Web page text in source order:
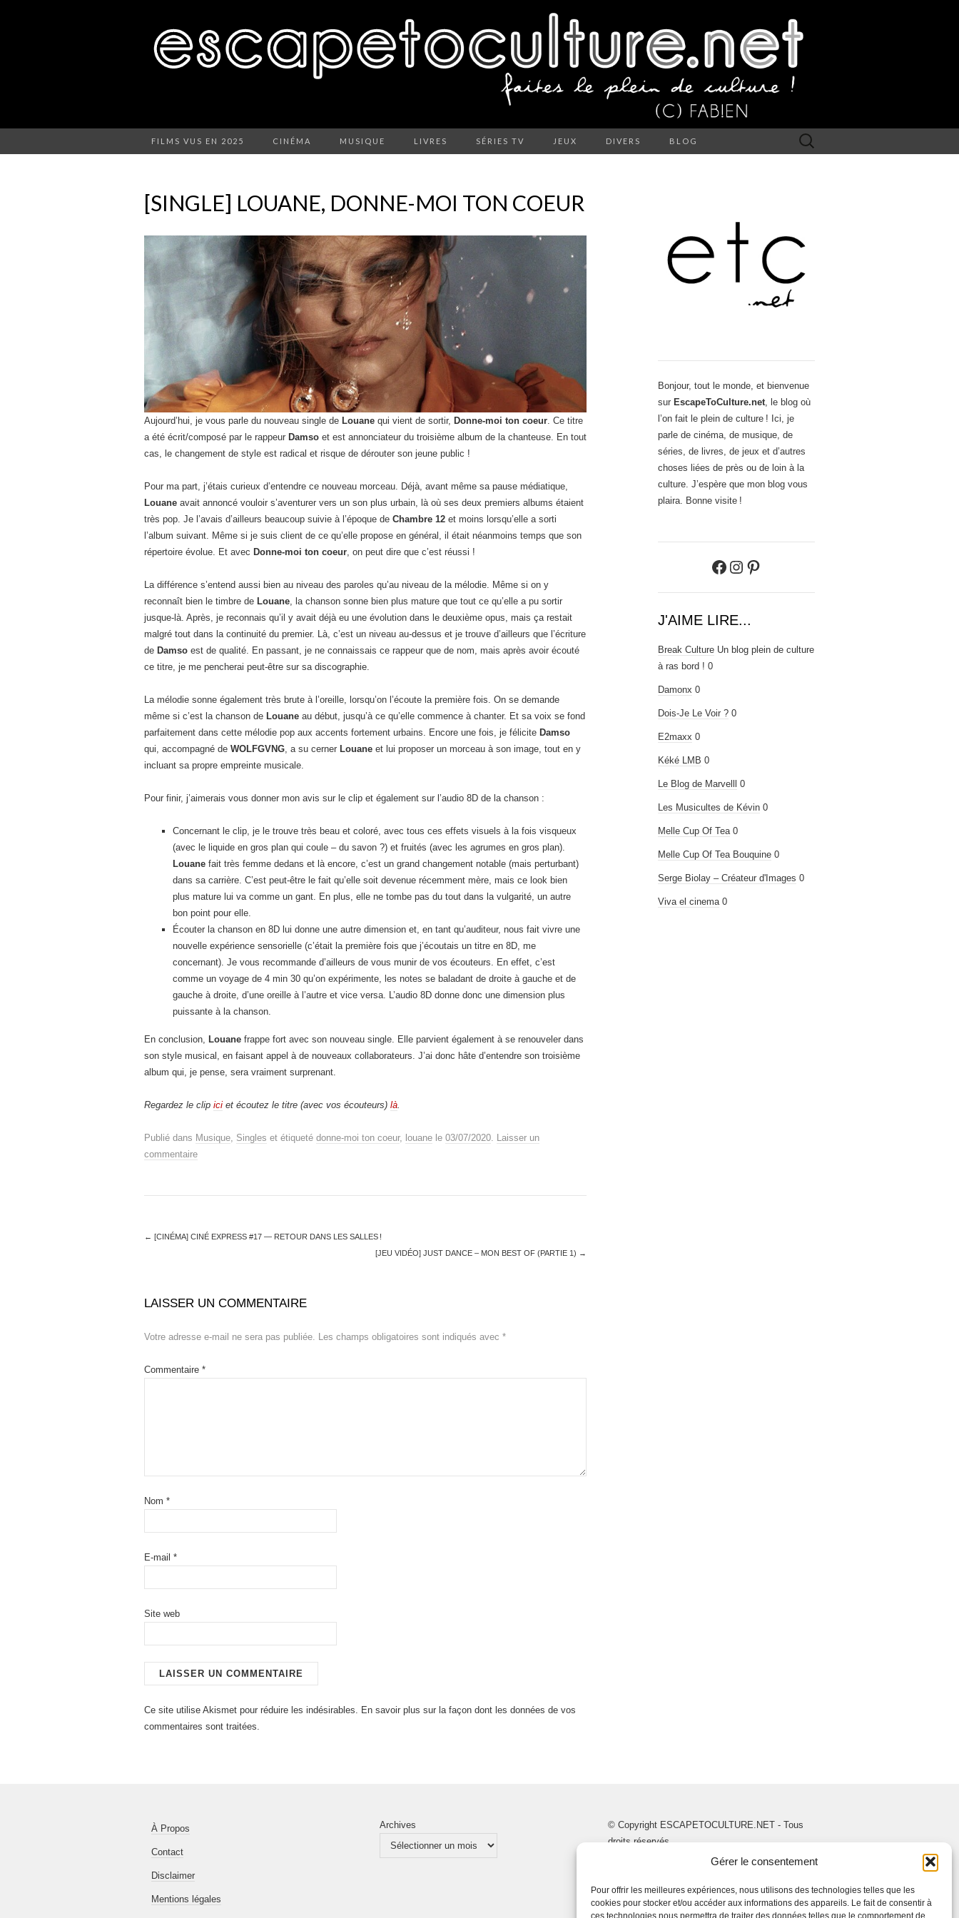
Gérer le consentement
Pour offrir les meilleures expériences, nous utilisons des technologies telles que les
cookies pour stocker et/ou accéder aux informations des appareils. Le fait de consentir à
ces technologies nous permettra de traiter des données telles que le comportement de
FILMS VUS EN 2025 CINÉMA MUSIQUE LIVRES SÉRIES TV JEUX DIVERS BLOG Rechercher :
[SINGLE] LOUANE, DONNE-MOI TON COEUR
Aujourd’hui, je vous parle du nouveau single de Louane qui vient de sortir, Donne-moi ton coeur . Ce titre
a été écrit/composé par le rappeur Damso et est annonciateur du troisième album de la chanteuse. En tout
cas, le changement de style est radical et risque de dérouter son jeune public !
Pour ma part, j’étais curieux d’entendre ce nouveau morceau. Déjà, avant même sa pause médiatique,
Louane avait annoncé vouloir s’aventurer vers un son plus urbain, là où ses deux premiers albums étaient
très pop. Je l’avais d’ailleurs beaucoup suivie à l’époque de Chambre 12 et moins lorsqu’elle a sorti
l’album suivant. Même si je suis client de ce qu’elle propose en général, il était néanmoins temps que son
répertoire évolue. Et avec Donne-moi ton coeur , on peut dire que c’est réussi !
La différence s’entend aussi bien au niveau des paroles qu’au niveau de la mélodie. Même si on y
reconnaît bien le timbre de Louane , la chanson sonne bien plus mature que tout ce qu’elle a pu sortir
jusque-là. Après, je reconnais qu’il y avait déjà eu une évolution dans le deuxième opus, mais ça restait
malgré tout dans la continuité du premier. Là, c’est un niveau au-dessus et je trouve d’ailleurs que l’écriture
de Damso est de qualité. En passant, je ne connaissais ce rappeur que de nom, mais après avoir écouté
ce titre, je me pencherai peut-être sur sa discographie.
La mélodie sonne également très brute à l’oreille, lorsqu’on l’écoute la première fois. On se demande
même si c’est la chanson de Louane au début, jusqu’à ce qu’elle commence à chanter. Et sa voix se fond
parfaitement dans cette mélodie pop aux accents fortement urbains. Encore une fois, je félicite Damso
qui, accompagné de WOLFGVNG , a su cerner Louane et lui proposer un morceau à son image, tout en y
incluant sa propre empreinte musicale.
Pour finir, j’aimerais vous donner mon avis sur le clip et également sur l’audio 8D de la chanson :
Concernant le clip, je le trouve très beau et coloré, avec tous ces effets visuels à la fois visqueux
(avec le liquide en gros plan qui coule – du savon ?) et fruités (avec les agrumes en gros plan).
Louane fait très femme dedans et là encore, c’est un grand changement notable (mais perturbant)
dans sa carrière. C’est peut-être le fait qu’elle soit devenue récemment mère, mais ce look bien
plus mature lui va comme un gant. En plus, elle ne tombe pas du tout dans la vulgarité, un autre
bon point pour elle.
Écouter la chanson en 8D lui donne une autre dimension et, en tant qu’auditeur, nous fait vivre une
nouvelle expérience sensorielle (c’était la première fois que j’écoutais un titre en 8D, me
concernant). Je vous recommande d’ailleurs de vous munir de vos écouteurs. En effet, c’est
comme un voyage de 4 min 30 qu’on expérimente, les notes se baladant de droite à gauche et de
gauche à droite, d’une oreille à l’autre et vice versa. L’audio 8D donne donc une dimension plus
puissante à la chanson.
En conclusion, Louane frappe fort avec son nouveau single. Elle parvient également à se renouveler dans
son style musical, en faisant appel à de nouveaux collaborateurs. J’ai donc hâte d’entendre son troisième
album qui, je pense, sera vraiment surprenant.
Regardez le clip ici et écoutez le titre (avec vos écouteurs) là
Publié dans Musique Singles et étiqueté donne-moi ton coeur, louane le 03/07/2020
Laisser un
commentaire
← [CINÉMA] CINÉ EXPRESS #17 — RETOUR DANS LES SALLES !
[JEU VIDÉO] JUST DANCE – MON BEST OF (PARTIE 1) →
LAISSER UN COMMENTAIRE
Votre adresse e-mail ne sera pas publiée. Les champs obligatoires sont indiqués avec *
Commentaire *
Nom *
E-mail *
Site web
Ce site utilise Akismet pour réduire les indésirables.
En savoir plus sur la façon dont les données de vos
commentaires sont traitées
Bonjour, tout le monde, et bienvenue
sur EscapeToCulture.net , le blog où
l’on fait le plein de culture ! Ici, je
parle de cinéma, de musique, de
séries, de livres, de jeux et d’autres
choses liées de près ou de loin à la
culture. J’espère que mon blog vous
plaira. Bonne visite !
Facebook
Instagram
Pinterest
J'AIME LIRE...
Break Culture Un blog plein de culture
à ras bord ! 0
Damonx 0
Dois-Je Le Voir ? 0
E2maxx 0
Kéké LMB 0
Le Blog de Marvelll 0
Les Musicultes de Kévin 0
Melle Cup Of Tea 0
Melle Cup Of Tea Bouquine 0
Serge Biolay – Créateur d'Images 0
Viva el cinema 0
À Propos
Contact
Disclaimer
Mentions légales
Archives
© Copyright ESCAPETOCULTURE.NET - Tous
droits réservés.